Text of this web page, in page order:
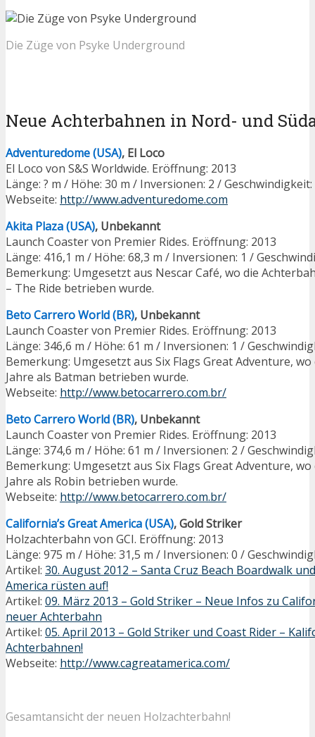
Die Züge von Psyke Underground
Neue Achterbahnen in Nord- und
Adventuredome (USA), El Loco
El Loco von S&S Worldwide. Eröffnung: 2013
Länge: ? m / Höhe: 30 m / Inversionen: 2 /
Webseite: http://www.adventuredome.com
Akita Plaza (USA), Unbekannt
Launch Coaster von Premier Rides. Eröffnung: 2013
Länge: 416,1 m / Höhe: 68,3 m / Inversionen: 1 /
Bemerkung: Umgesetzt aus Nescar Café, wo die
– The Ride betrieben wurde.
Beto Carrero World (BR), Unbekannt
Launch Coaster von Premier Rides. Eröffnung: 2013
Länge: 346,6 m / Höhe: 61 m / Inversionen: 1 /
Bemerkung: Umgesetzt aus Six Flags Great Adventure,
Jahre als Batman betrieben wurde.
Webseite: http://www.betocarrero.com.br/
Beto Carrero World (BR), Unbekannt
Launch Coaster von Premier Rides. Eröffnung: 2013
Länge: 374,6 m / Höhe: 61 m / Inversionen: 2 /
Bemerkung: Umgesetzt aus Six Flags Great Adventure,
Jahre als Robin betrieben wurde.
Webseite: http://www.betocarrero.com.br/
California’s Great America (USA), Gold Striker
Holzachterbahn von GCI. Eröffnung: 2013
Länge: 975 m / Höhe: 31,5 m / Inversionen: 0 /
Artikel: 30. August 2012 – Santa Cruz Beach Boardwalk
America rüsten auf!
Artikel: 09. März 2013 – Gold Striker – Neue Infos zu
neuer Achterbahn
Artikel: 05. April 2013 – Gold Striker und Coast Rider –
Achterbahnen!
Webseite: http://www.cagreatamerica.com/
Gesamtansicht der neuen Holzachterbahn!